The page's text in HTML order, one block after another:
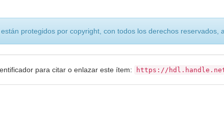
protegidos por copyright, con todos los derechos reservados,
para citar o enlazar este ítem: https://